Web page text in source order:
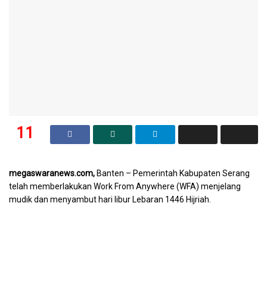
11
megaswaranews.com, Banten – Pemerintah Kabupaten Serang
telah memberlakukan Work From Anywhere (WFA) menjelang
mudik dan menyambut hari libur Lebaran 1446 Hijriah.